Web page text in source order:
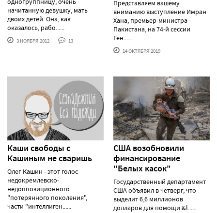
начитанную девушку, мать
двоих детей. Она, как
оказалось, рабо......
3 НОЯБРЯ'2012 13
Представляем вашему
вниманию выступление Имран
Хана, премьер-министра
Пакистана, на 74-й сессии
Ген......
14 ОКТЯБРЯ'2019
Каши свободы с
Кашиным не сваришь
Олег Кашин - этот голос
недокремлевско-
недоппозиционного
"потерянного поколения",
части "интеллиген......
США возобновили
финансирование
"Белых касок"
Государственный департамент
США объявил в четверг, что
выделит 6,6 миллионов
долларов для помощи &l......